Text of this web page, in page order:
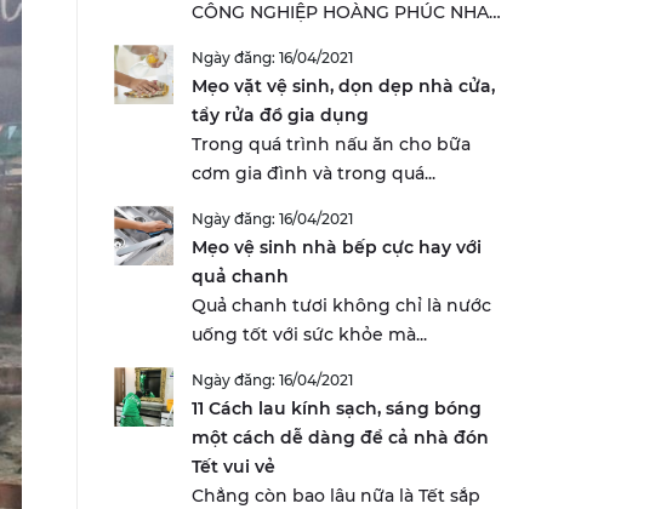
CÔNG NGHIỆP HOÀNG PHÚC NHA
Ngày đăng: 16/04/2021
Mẹo vặt vệ sinh, dọn dẹp nhà cửa,
tẩy rửa đồ gia dụng
Trong quá trình nấu ăn cho bữa
cơm gia đình và trong quá...
Ngày đăng: 16/04/2021
Mẹo vệ sinh nhà bếp cực hay với
quả chanh
Quả chanh tươi không chỉ là nước
uống tốt với sức khỏe mà...
Ngày đăng: 16/04/2021
11 Cách lau kính sạch, sáng bóng
một cách dễ dàng để cả nhà đón
Tết vui vẻ
Chẳng còn bao lâu nữa là Tết sắp